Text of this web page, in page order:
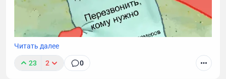
Читать далее
23 2 0